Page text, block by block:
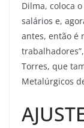
Dilma, coloca
salários e,
antes, então é
Torres, que
Metalúrgicos